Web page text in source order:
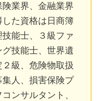
業界、金融業界
た資格は日商簿
能士、３級ファ
技能士、世界遺
級、危険物取扱
人、損害保険プ
ンサルタント、